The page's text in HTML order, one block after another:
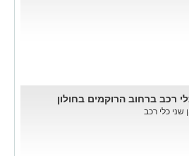
רכב ברחוב הרוקמים בחולון
שני כלי רכב